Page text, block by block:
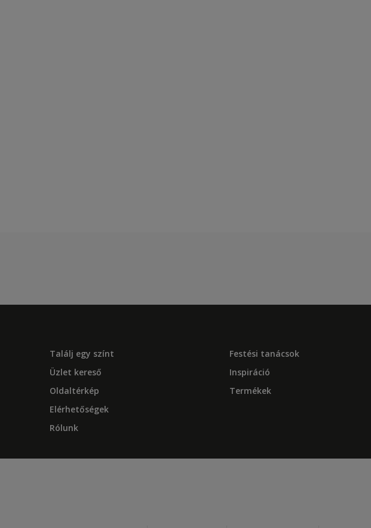
Találj egy színt
Üzlet kereső
Oldaltérkép
Elérhetőségek
Rólunk
Festési tanácsok
Inspiráció
Termékek